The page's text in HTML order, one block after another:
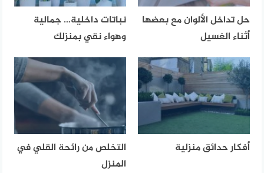
حل تداخل الألوان مع بعضها
أثناء الغسيل
نباتات داخلية… جمالية
وهواء نقي بمنزلك
أفكار حدائق منزلية
التخلص من رائحة القلي في
المنزل